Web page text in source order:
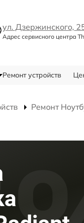
ул. Дзержинского,
Адрес сервисного центра
Ремонт устройств
Ремонт